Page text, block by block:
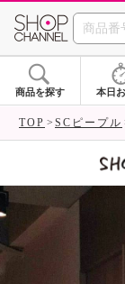
商品を探す 本日
TOP SCピープル